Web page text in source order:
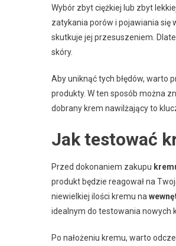
Wybór zbyt ciężkiej lub zbyt
zatykania porów i pojawiania się
skutkuje jej przesuszeniem.
skóry.
Aby uniknąć tych błędów, warto
produkty. W ten sposób można
dobrany krem nawilżający to
Jak testować
Przed dokonaniem zakupu
produkt będzie reagował na
niewielkiej ilości kremu na
idealnym do testowania nowych
Po nałożeniu kremu, warto